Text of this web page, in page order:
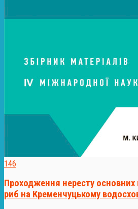
146
Проходження нересту основних
риб на Кременчуцькому